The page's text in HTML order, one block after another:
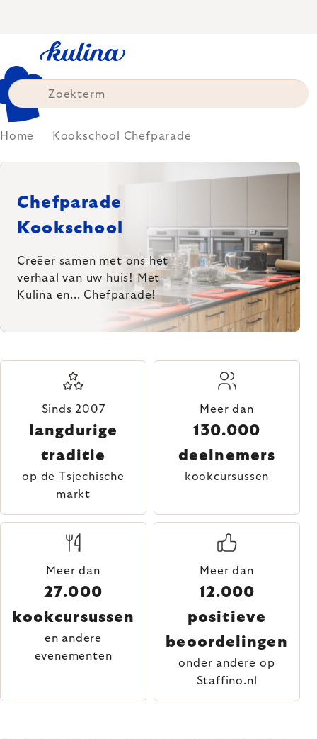
Home Kookschool Chefparade
Chefparade
Kookschool
Creëer samen met ons het
verhaal van uw huis!
Met
Kulina en... Chefparade!
Sinds 2007
langdurige
traditie
op de Tsjechische
markt
Meer dan
130.000
deelnemers
kookcursussen
Meer dan
27.000
kookcursussen
en andere
evenementen
Meer dan
12.000
positieve
beoordelingen
onder andere op
Staffino.nl